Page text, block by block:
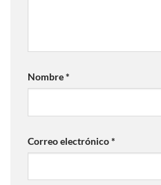
Nombre*
Correo electrónico*